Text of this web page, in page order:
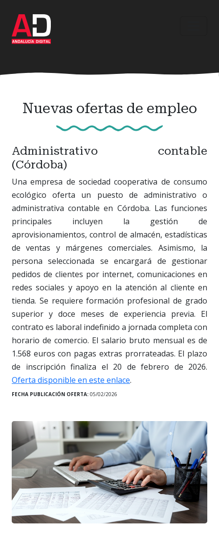
contenido
principal
Nuevas ofertas de empleo
Administrativo contable
(Córdoba)
Una empresa de sociedad cooperativa de consumo
ecológico oferta un puesto de administrativo o
administrativa contable en Córdoba. Las funciones
principales incluyen la gestión de
aprovisionamientos, control de almacén, estadísticas
de ventas y márgenes comerciales. Asimismo, la
persona seleccionada se encargará de gestionar
pedidos de clientes por internet, comunicaciones en
redes sociales y apoyo en la atención al cliente en
tienda. Se requiere formación profesional de grado
superior y doce meses de experiencia previa. El
contrato es laboral indefinido a jornada completa con
horario de comercio. El salario bruto mensual es de
1.568 euros con pagas extras prorrateadas. El plazo
de inscripción finaliza el 20 de febrero de 2026.
Oferta disponible en este enlace.
FECHA PUBLICACIÓN OFERTA: 05/02/2026